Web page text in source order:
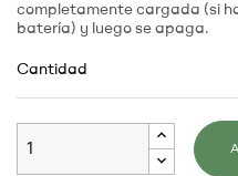
completamente cargada (si
batería) y luego se apaga.
Cantidad